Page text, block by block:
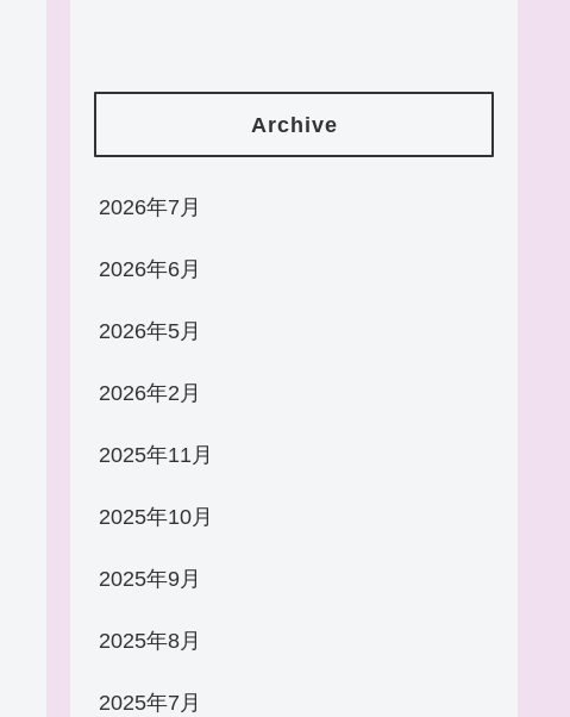
Archive
2026年7月
2026年6月
2026年5月
2026年2月
2025年11月
2025年10月
2025年9月
2025年8月
2025年7月